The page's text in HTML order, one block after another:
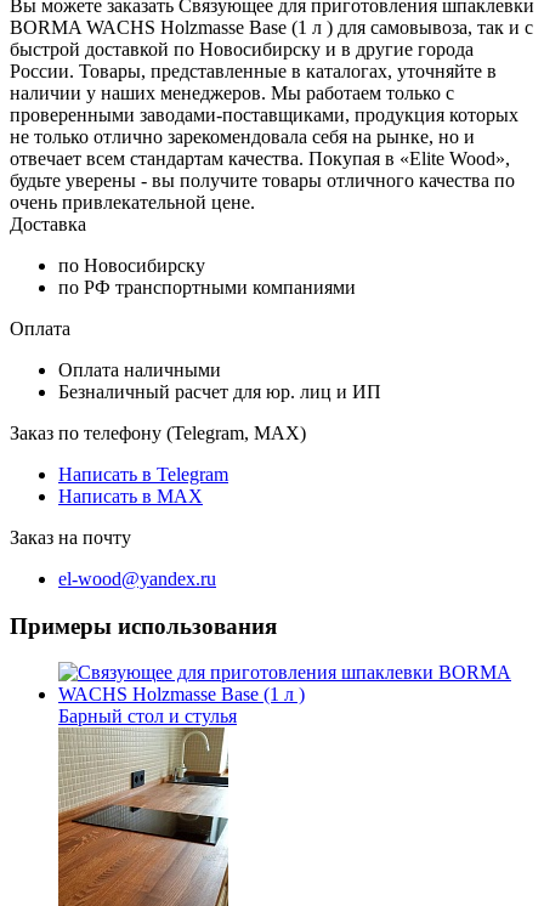
Вы можете заказать Связующее для приготовления шпаклевки
BORMA WACHS Holzmasse Base (1 л ) для самовывоза, так и с
быстрой доставкой по Новосибирску и в другие города
России. Товары, представленные в каталогах, уточняйте в
наличии у наших менеджеров. Мы работаем только с
проверенными заводами-поставщиками, продукция которых
не только отлично зарекомендовала себя на рынке, но и
отвечает всем стандартам качества. Покупая в «Elite Wood»,
будьте уверены - вы получите товары отличного качества по
очень привлекательной цене.
Доставка
по Новосибирску
по РФ транспортными компаниями
Оплата
Оплата наличными
Безналичный расчет для юр. лиц и ИП
Заказ по телефону (Telegram, MAX)
Написать в Telegram
Написать в MAX
Заказ на почту
el-wood@yandex.ru
Примеры использования
Барный стол и стулья